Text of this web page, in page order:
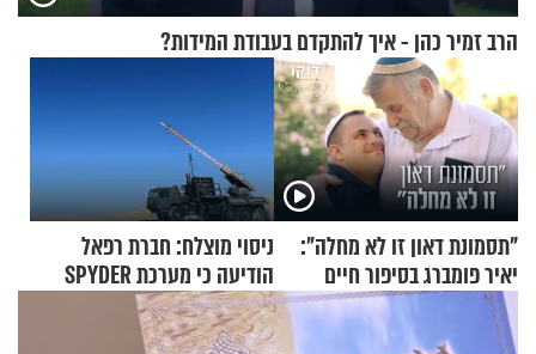
הרב זמיר כהן - איך להתקדם בעבודת המידות?
"תסמונת דאון זו לא מחלה":
יאיר פומברג בסיפור חיים
מעורר השראה
ניסוי מוצלח: חברת רפאל
הודיעה כי מערכת SPYDER
הצליחה ליירט כטב"ם